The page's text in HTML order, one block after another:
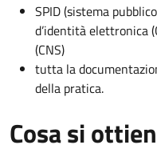
SPID (sistema
d’identità elettronica
(CNS)
tutta la
della pratica.
Cosa si